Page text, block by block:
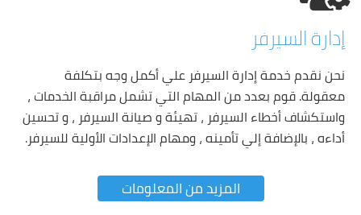
إدارة السيرفر
نحن نقدم خدمة إدارة السيرفر علي أكمل وجه بتكلفة
معقولة. قوم بعدد من المهام التي تشمل مراقبة الخدمات ،
واستكشاف أخطاء السيرفر ، تهيئة و صيانة السيرفر ، و تحسين
أداءه ، بالإضافة إلي تأمينه ، ومهام الإعدادات الأولية للسيرفر.
المزيد من المعلومات